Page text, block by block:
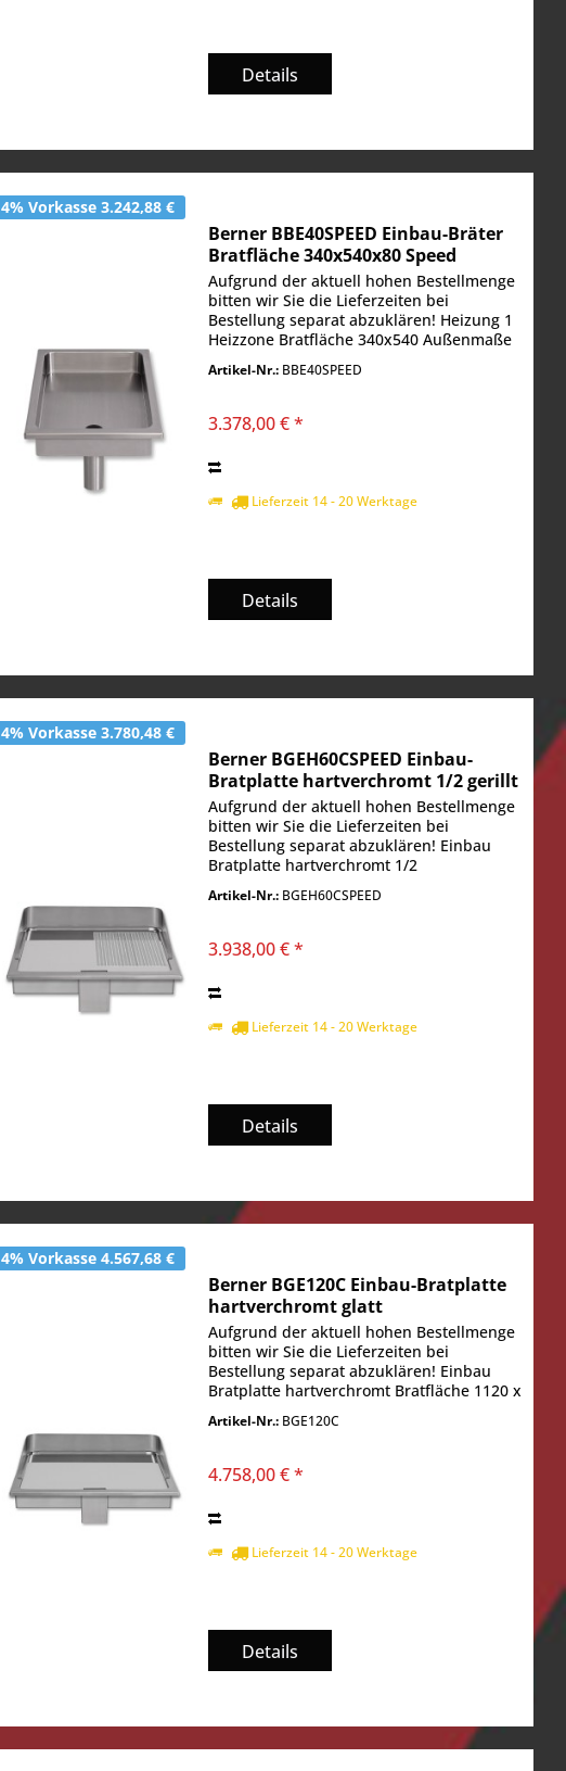
Details
4% Vorkasse 3.242,88 €
Berner BBE40SPEED Einbau-Bräter
Bratfläche 340x540x80 Speed
Aufgrund der aktuell hohen Bestellmenge
bitten wir Sie die Lieferzeiten bei
Bestellung separat abzuklären! Heizung 1
Heizzone Bratfläche 340x540 Außenmaße
Volt 400 V, Leistung in kW 5,8 kW
Artikel-Nr.:BBE40SPEED
3.378,00 € *
Lieferzeit 14 - 20 Werktage
Details
4% Vorkasse 3.780,48 €
Berner BGEH60CSPEED Einbau-
Bratplatte hartverchromt 1/2 gerillt
Speed
Aufgrund der aktuell hohen Bestellmenge
bitten wir Sie die Lieferzeiten bei
Bestellung separat abzuklären! Einbau
Bratplatte hartverchromt 1/2
Temperaturbereich: 50° - 250° C Heizung:
Artikel-Nr.:BGEH60CSPEED
3.938,00 € *
Lieferzeit 14 - 20 Werktage
Details
4% Vorkasse 4.567,68 €
Berner BGE120C Einbau-Bratplatte
hartverchromt glatt
Aufgrund der aktuell hohen Bestellmenge
bitten wir Sie die Lieferzeiten bei
Bestellung separat abzuklären! Einbau
Bratplatte hartverchromt Bratfläche 1120 x
Heizung 3 Heizzonen Bratfläche
Artikel-Nr.:BGE120C
4.758,00 € *
Lieferzeit 14 - 20 Werktage
Details